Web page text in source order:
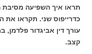
תראו איך השפיעה מסיבת
כדרייפוס שני. תקראו את
עורך דין אביגדור
קצב.